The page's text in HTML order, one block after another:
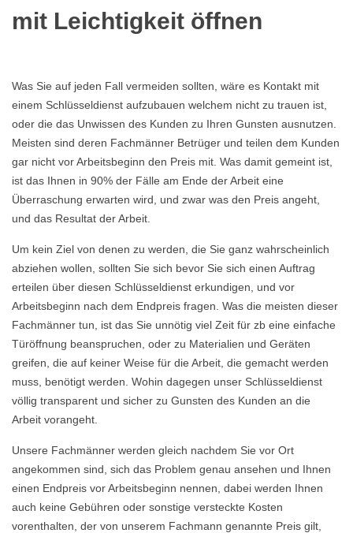
mit Leichtigkeit öffnen
Was Sie auf jeden Fall vermeiden sollten, wäre es Kontakt mit
einem Schlüsseldienst aufzubauen welchem nicht zu trauen ist,
oder die das Unwissen des Kunden zu Ihren Gunsten ausnutzen.
Meisten sind deren Fachmänner Betrüger und teilen dem Kunden
gar nicht vor Arbeitsbeginn den Preis mit. Was damit gemeint ist,
ist das Ihnen in 90% der Fälle am Ende der Arbeit eine
Überraschung erwarten wird, und zwar was den Preis angeht,
und das Resultat der Arbeit.
Um kein Ziel von denen zu werden, die Sie ganz wahrscheinlich
abziehen wollen, sollten Sie sich bevor Sie sich einen Auftrag
erteilen über diesen Schlüsseldienst erkundigen, und vor
Arbeitsbeginn nach dem Endpreis fragen. Was die meisten dieser
Fachmänner tun, ist das Sie unnötig viel Zeit für zb eine einfache
Türöffnung beanspruchen, oder zu Materialien und Geräten
greifen, die auf keiner Weise für die Arbeit, die gemacht werden
muss, benötigt werden. Wohin dagegen unser Schlüsseldienst
völlig transparent und sicher zu Gunsten des Kunden an die
Arbeit vorangeht.
Unsere Fachmänner werden gleich nachdem Sie vor Ort
angekommen sind, sich das Problem genau ansehen und Ihnen
einen Endpreis vor Arbeitsbeginn nennen, dabei werden Ihnen
auch keine Gebühren oder sonstige versteckte Kosten
vorenthalten, der von unserem Fachmann genannte Preis gilt,